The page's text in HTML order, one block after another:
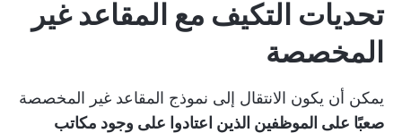
تحديات التكيف مع المقاعد غير
المخصصة
يمكن أن يكون الانتقال إلى نموذج المقاعد غير المخصصة
صعبًا على الموظفين الذين اعتادوا على وجود مكاتب